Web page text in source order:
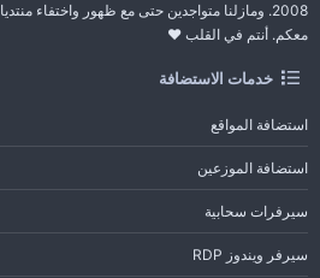
2008. ومازلنا متواجدين حتى مع ظهور واختفاء
معكم. أنتم في القلب ❤️
خدمات الاستضافة
استضافة المواقع
استضافة الموزعين
سيرفرات سحابية
سيرفر ويندوز RDP